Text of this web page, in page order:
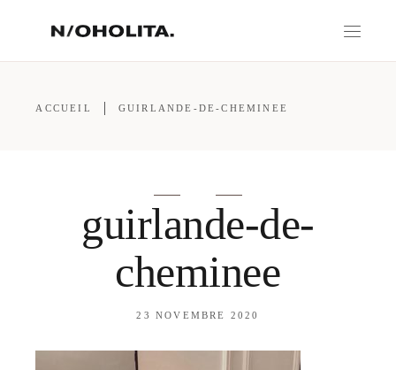
ACCUEIL GUIRLANDE-DE-CHEMINEE
guirlande-de-
cheminee
23 NOVEMBRE 2020